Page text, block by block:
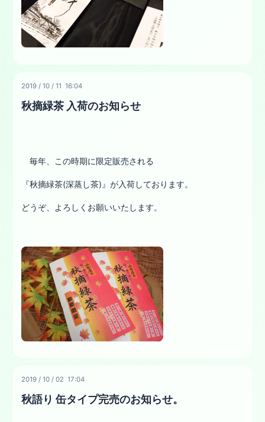
2019 /10 /11 16:04
秋摘緑茶 入荷のお知らせ
毎年、この時期に限定販売される
『秋摘緑茶(深蒸し茶)』が入荷しております。
どうぞ、よろしくお願いいたします。
2019 /10 /02 17:04
秋語り 缶タイプ完売のお知らせ。